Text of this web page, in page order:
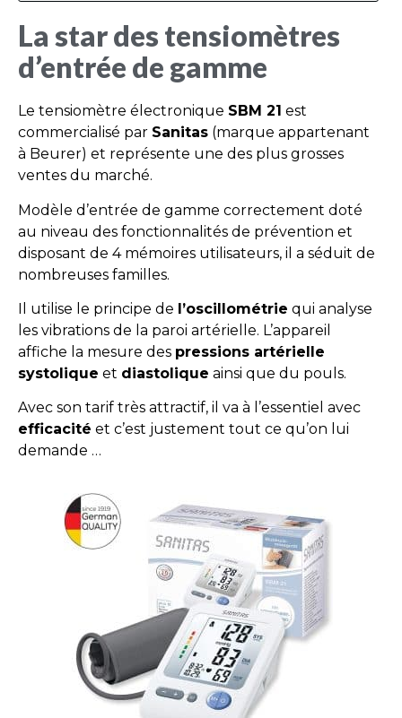
La star des tensiomètres
d’entrée de gamme
Le tensiomètre électronique SBM 21 est
commercialisé par Sanitas (marque appartenant
à Beurer) et représente une des plus grosses
ventes du marché.
Modèle d’entrée de gamme correctement doté
au niveau des fonctionnalités de prévention et
disposant de 4 mémoires utilisateurs, il a séduit de
nombreuses familles.
Il utilise le principe de l’oscillométrie qui analyse
les vibrations de la paroi artérielle. L’appareil
affiche la mesure des pressions artérielle
systolique et diastolique ainsi que du pouls.
Avec son tarif très attractif, il va à l’essentiel avec
efficacité et c’est justement tout ce qu’on lui
demande …